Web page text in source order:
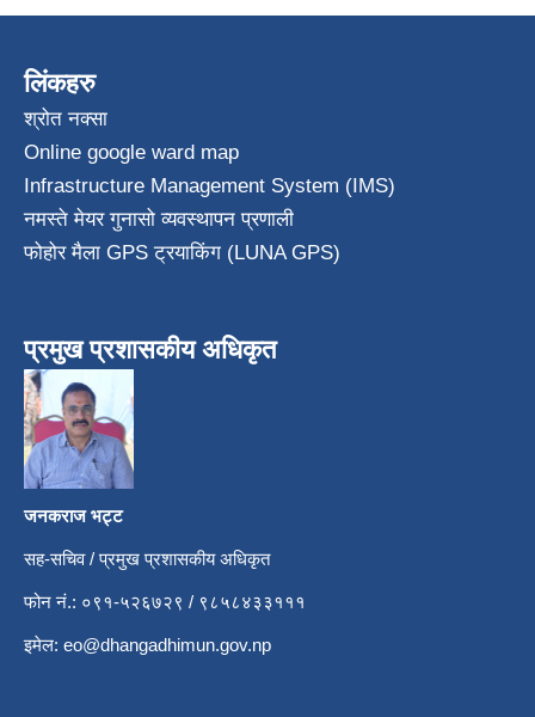
लिंकहरु
श्रोत नक्सा
Online google ward map
Infrastructure Management System (IMS)
नमस्ते मेयर गुनासो व्यवस्थापन प्रणाली
फोहोर मैला GPS ट्रयाकिंग (LUNA GPS)
प्रमुख प्रशासकीय अधिकृत
जनकराज भट्ट
सह-सचिव / प्रमुख प्रशासकीय अधिकृत
फोन नं.: ०९१-५२६७२९ / ९८५८४३३१११
इमेल: eo@dhangadhimun.gov.np